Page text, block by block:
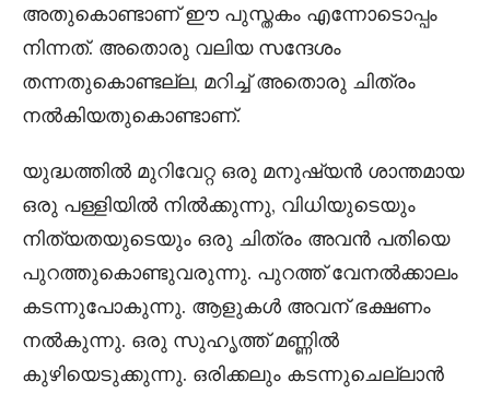
അതുകൊണ്ടാണ് ഈ പുസ്തകം എന്നോടൊപ്പം
നിന്നത്. അതൊരു വലിയ സന്ദേശം
തന്നതുകൊണ്ടല്ല, മറിച്ച് അതൊരു ചിത്രം
നൽകിയതുകൊണ്ടാണ്.
യുദ്ധത്തിൽ മുറിവേറ്റ ഒരു മനുഷ്യൻ ശാന്തമായ
ഒരു പള്ളിയിൽ നിൽക്കുന്നു, വിധിയുടെയും
നിത്യതയുടെയും ഒരു ചിത്രം അവൻ പതിയെ
പുറത്തുകൊണ്ടുവരുന്നു. പുറത്ത് വേനൽക്കാലം
കടന്നുപോകുന്നു. ആളുകൾ അവന് ഭക്ഷണം
നൽകുന്നു. ഒരു സുഹൃത്ത് മണ്ണിൽ
കുഴിയെടുക്കുന്നു. ഒരിക്കലും കടന്നുചെല്ലാൻ